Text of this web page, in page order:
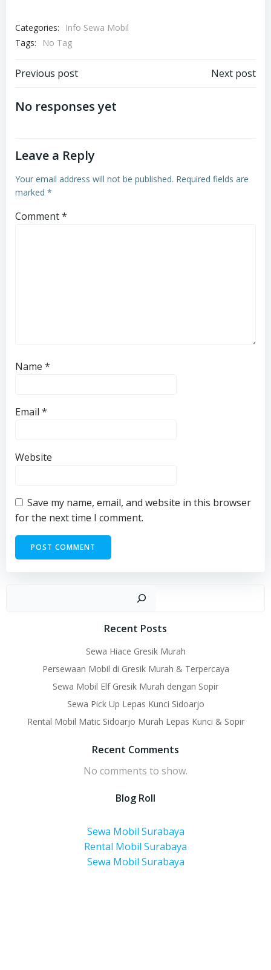
Categories:
Info Sewa Mobil
Tags:
No Tag
Post
navigation
Previous post Next post
No responses yet
Leave a Reply
Your email address will not be published. Required fields are
marked *
Comment*
Name *
Email *
Website
Save my name, email, and website in this browser
for the next time I comment.
Recent Posts
Sewa Hiace Gresik Murah
Persewaan Mobil di Gresik Murah & Terpercaya
Sewa Mobil Elf Gresik Murah dengan Sopir
Sewa Pick Up Lepas Kunci Sidoarjo
Rental Mobil Matic Sidoarjo Murah Lepas Kunci & Sopir
Recent Comments
No comments to show.
Blog Roll
Sewa Mobil Surabaya
Rental Mobil Surabaya
Sewa Mobil Surabaya